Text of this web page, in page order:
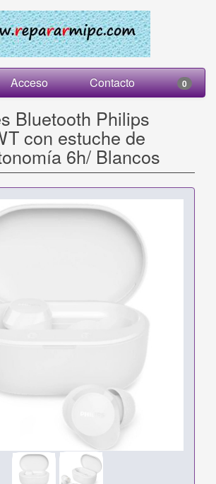
Acceso Contacto 0
Bluetooth Philips
con estuche de
6h/ Blancos